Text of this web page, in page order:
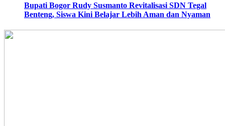
Bupati Bogor Rudy Susmanto Revitalisasi SDN Tegal
Benteng, Siswa Kini Belajar Lebih Aman dan Nyaman